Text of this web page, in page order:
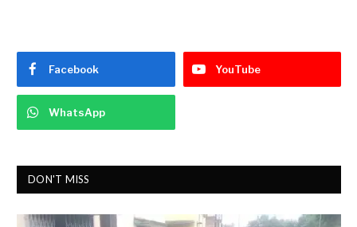
Facebook YouTube
WhatsApp
DON'T MISS